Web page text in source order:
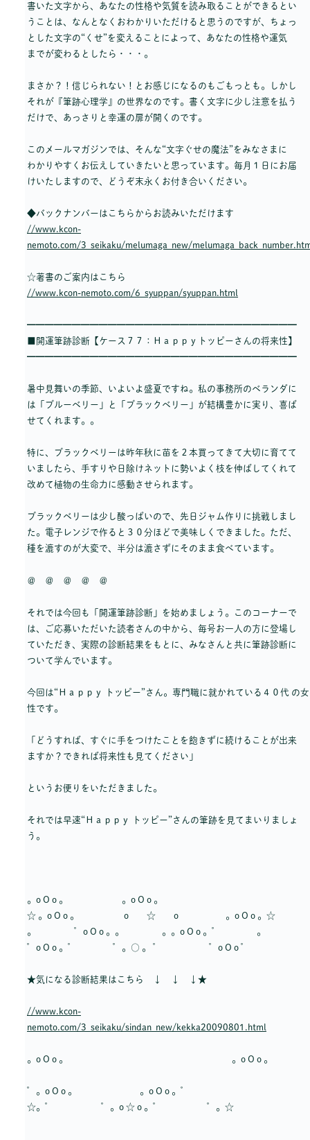
書いた文字から、あなたの性格や気質を読み取ることができるとい
うことは、なんとなくおわかりいただけると思うのですが、ちょっ
とした文字の“くせ”を変えることによって、あなたの性格や運気
までが変わるとしたら・・・。
まさか？！信じられない！とお感じになるのもごもっとも。しかし
それが『筆跡心理学』の世界なのです。書く文字に少し注意を払う
だけで、あっさりと幸運の扉が開くのです。
このメールマガジンでは、そんな“文字ぐせの魔法”をみなさまに
わかりやすくお伝えしていきたいと思っています。毎月１日にお届
けいたしますので、どうぞ末永くお付き合いください。
◆バックナンバーはこちらからお読みいただけます
//www.kcon-
nemoto.com/3_seikaku/melumaga_new/
☆著書のご案内はこちら
//www.kcon-nemoto.com/6_syuppan/syuppan.html
━━━━━━━━━━━━━━━━━━━━━━━━━━━━━━
■開運筆跡診断【ケース７７：Ｈａｐｐｙトッピーさんの将来性】
━━━━━━━━━━━━━━━━━━━━━━━━━━━━━━
暑中見舞いの季節、いよいよ盛夏ですね。私の事務所のベランダに
は「ブルーベリー」と「ブラックベリー」が結構豊かに実り、喜ば
せてくれます。。
特に、ブラックベリーは昨年秋に苗を２本買ってきて大切に育てて
いましたら、手すりや日除けネットに勢いよく枝を伸ばしてくれて
改めて植物の生命力に感動させられます。
ブラックベリーは少し酸っぱいので、先日ジャム作りに挑戦しまし
た。電子レンジで作ると３０分ほどで美味しくできました。ただ、
種を漉すのが大変で、半分は漉さずにそのまま食べています。
＠ ＠ ＠ ＠ ＠
それでは今回も「開運筆跡診断」を始めましょう。このコーナーで
は、ご応募いただいた読者さんの中から、毎号お一人の方に登場し
ていただき、実際の診断結果をもとに、みなさんと共に筆跡診断に
ついて学んでいます。
今回は“Ｈａｐｐｙ トッピー”さん。専門職に就かれている４０代 の女
性です。
「どうすれば、すぐに手をつけたことを飽きずに続けることが出来
ますか？できれば将来性も見てください」
というお便りをいただきました。
それでは早速“Ｈａｐｐｙ トッピー”さんの筆跡を見てまいりましょ
う。
。o O o 。 。o O o 。
☆ 。o O o 。 o ☆ o 。o O o 。☆
。 ゜o O o 。。 。。o O o 。゜ 。
゜o O o 。゜ ゜。○ 。 ゜ ゜o O o ゜
★気になる診断結果はこちら ↓ ↓ ↓★
//www.kcon-
nemoto.com/3_seikaku/sindan_new/kekka20090801.html
。o O o 。 。o O o 。
゜。o O o 。 。o O o 。゜
☆。゜ ゜。o ☆ o 。゜ ゜。☆